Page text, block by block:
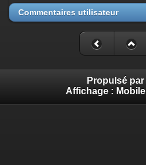
Commentaires utilisateur
Propulsé par
Affichage : Mobile